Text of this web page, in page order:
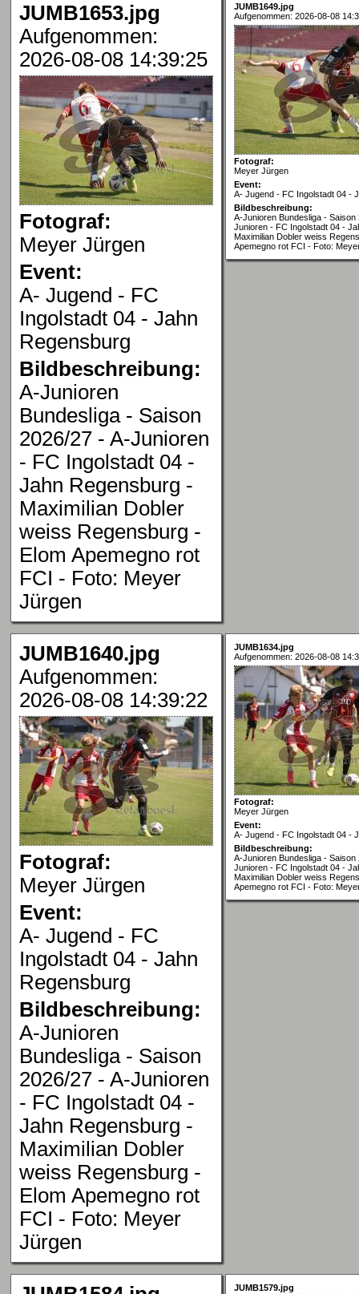
JUMB1653.jpg
Aufgenommen:
2026-08-08 14:39:25
Fotograf:
Meyer Jürgen
Event:
A- Jugend - FC
Ingolstadt 04 - Jahn
Regensburg
Bildbeschreibung:
A-Junioren
Bundesliga - Saison
2026/27 - A-Junioren
- FC Ingolstadt 04 -
Jahn Regensburg -
Maximilian Dobler
weiss Regensburg -
Elom Apemegno rot
FCI - Foto: Meyer
Jürgen
JUMB1649.jpg
Aufgenommen: 2026-08-08
Fotograf:
Meyer Jürgen
Event:
A- Jugend - FC Ingolstadt 04 -
Bildbeschreibung:
A-Junioren Bundesliga - Saison
Junioren - FC Ingolstadt 04 -
Maximilian Dobler weiss
Apemegno rot FCI - Foto:
JUMB1640.jpg
Aufgenommen:
2026-08-08 14:39:22
Fotograf:
Meyer Jürgen
Event:
A- Jugend - FC
Ingolstadt 04 - Jahn
Regensburg
Bildbeschreibung:
A-Junioren
Bundesliga - Saison
2026/27 - A-Junioren
- FC Ingolstadt 04 -
Jahn Regensburg -
Maximilian Dobler
weiss Regensburg -
Elom Apemegno rot
FCI - Foto: Meyer
Jürgen
JUMB1634.jpg
Aufgenommen: 2026-08-08
Fotograf:
Meyer Jürgen
Event:
A- Jugend - FC Ingolstadt 04 -
Bildbeschreibung:
A-Junioren Bundesliga - Saison
Junioren - FC Ingolstadt 04 -
Maximilian Dobler weiss
Apemegno rot FCI - Foto:
JUMB1579.jpg